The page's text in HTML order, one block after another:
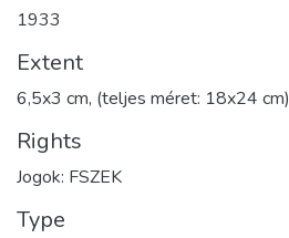
1933
Extent
6,5x3 cm, (teljes méret: 18x24 cm)
Rights
Jogok: FSZEK
Type